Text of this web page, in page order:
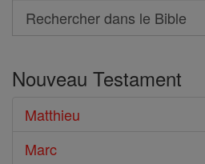
Search
Rechercher
le
Bible
Nouveau Testament
Matthieu
Marc